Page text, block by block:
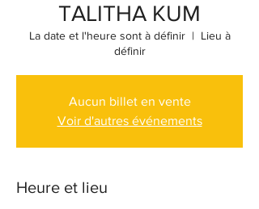
TALITHA KUM
La date et l'heure sont à définir
  |
Lieu à
définir
Aucun billet en vente
Voir d'autres événements
Heure et lieu